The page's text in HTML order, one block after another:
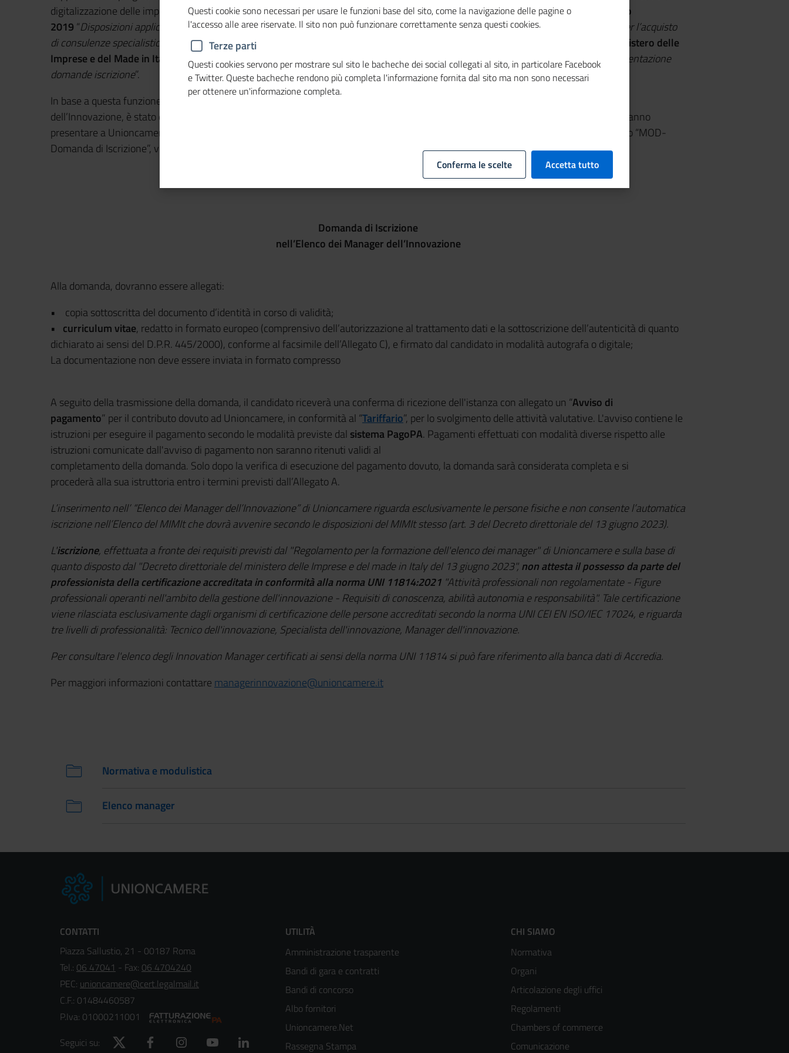
digitalizzazione delle imprese è stata stabilita con la pubblicazione delDecreto del Ministero dello Sviluppo Economico del 7 maggio
2019 “Disposizioni applicative del contributo a fondo perduto, in forma di voucher, a beneficio delle micro, piccole e medie imprese, per l’acquisto
di consulenze specialistiche in materia di processi di trasformazione tecnologica e digitale
Decreto direttoriale del Ministero delle
Imprese e del Made in Italy del 13 giugno 2023
“ Voucher per consulenza in innovazione (secondo sportello). Termini e modalità presentazione
domande iscrizione”.
In base a questa funzione che designa Unioncamere come uno tra gli enti individuati dal MiSE per la tenuta di un Elenco dei Manager
dell’Innovazione, è stato definito un Regolamento che fissa i criteri e le modalità di selezione dei manager: i candidati interessati dovranno
presentare a Unioncamere apposita domanda, nelle finestre temporali riportate nell’Allegato A del Regolamento, utilizzando il modello “MOD-
Domanda di Iscrizione”, via PEC all’indirizzo:
, specificando obbligatoriamente nell’oggetto:
Domanda di Iscrizione
nell’Elenco dei Manager dell’Innovazione
Alla domanda, dovranno essere allegati:
• copia sottoscritta del documento d’identità in corso di validità;
• curriculum vitae, redatto in formato europeo (comprensivo dell’autorizzazione al trattamento dati e la sottoscrizione dell’autenticità di quanto
dichiarato ai sensi del D.P.R. 445/2000), conforme al facsimile dell’Allegato C), e firmato dal candidato in modalità autografa o digitale;
La documentazione non deve essere inviata in formato compresso
A seguito della trasmissione della domanda, il candidato riceverà una conferma di ricezione dell'istanza con allegato un “Avviso di
pagamento” per il contributo dovuto ad Unioncamere, in conformità al “Tariffario”, per lo svolgimento delle attività valutative. L'avviso contiene le
istruzioni per eseguire il pagamento secondo le modalità previste dal sistema PagoPA. Pagamenti effettuati con modalità diverse rispetto alle
istruzioni comunicate dall'avviso di pagamento non saranno ritenuti validi al
completamento della domanda. Solo dopo la verifica di esecuzione del pagamento dovuto, la domanda sarà considerata completa e si
procederà alla sua istruttoria entro i termini previsti dall’Allegato A.
L’inserimento nell’ “Elenco dei Manager dell’Innovazione” di Unioncamere riguarda esclusivamente le persone fisiche e non consente l’automatica
iscrizione nell’Elenco del MIMIt che dovrà avvenire secondo le disposizioni del MIMIt stesso (art. 3 del Decreto direttoriale del 13 giugno 2023).
L'iscrizione, effettuata a fronte dei requisiti previsti dal "Regolamento per la formazione dell'elenco dei manager" di Unioncamere e sulla base di
quanto disposto dal "Decreto direttoriale del ministero delle Imprese e del made in Italy del 13 giugno 2023",non attesta il possesso da parte del
professionista della certificazione accreditata in conformità alla norma UNI 11814:2021 "Attività professionali non regolamentate - Figure
professionali operanti nell'ambito della gestione dell'innovazione - Requisiti di conoscenza, abilità autonomia e responsabilità". Tale certificazione
viene rilasciata esclusivamente dagli organismi di certificazione delle persone accreditati secondo la norma UNI CEI EN ISO/IEC 17024, e riguarda
tre livelli di professionalità: Tecnico dell'innovazione, Specialista dell'innovazione, Manager dell'innovazione.
Per consultare l'elenco degli Innovation Manager certificati ai sensi della norma UNI 11814 si può fare riferimento alla banca dati di Accredia.
Per maggiori informazioni contattare managerinnovazione@unioncamere.it
Normativa e modulistica
Elenco manager
CONTATTI
Piazza Sallustio, 21 - 00187 Roma
Tel.: 06 47041 - Fax: 06 4704240
PEC: unioncamere@cert.legalmail.it
C.F.: 01484460587
P.Iva: 01000211001
Seguici su:
Twitter Facebook Instagram YouTube
Footer
menù
colonna
2
UTILITÀ
Amministrazione trasparente
Bandi di gara e contratti
Bandi di concorso
Albo fornitori
Unioncamere.Net
Rassegna Stampa
Footer
menù
colonna
3
CHI SIAMO
Normativa
Organi
Articolazione degli uffici
Regolamenti
Chambers of commerce
Comunicazione
Questi cookie sono necessari per usare le funzioni base del sito, come la navigazione delle pagine o
l'accesso alle aree riservate. Il sito non può funzionare correttamente senza questi cookies.
Terze parti
Questi cookies servono per mostrare sul sito le bacheche dei social collegati al sito, in particolare Facebook
e Twitter. Queste bacheche rendono più completa l'informazione fornita dal sito ma non sono necessari
per ottenere un'informazione completa.
Conferma le scelte Accetta tutto